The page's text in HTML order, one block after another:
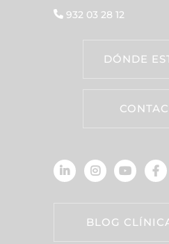
932 03 28 12
DÓNDE
BLOG